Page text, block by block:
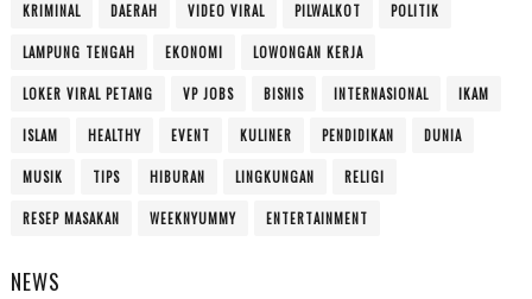
KRIMINAL DAERAH VIDEO VIRAL PILWALKOT POLITIK
LAMPUNG TENGAH EKONOMI LOWONGAN KERJA
LOKER VIRAL PETANG VP JOBS BISNIS INTERNASIONAL IKAM
ISLAM HEALTHY EVENT KULINER PENDIDIKAN DUNIA
MUSIK TIPS HIBURAN LINGKUNGAN RELIGI
RESEP MASAKAN WEEKNYUMMY ENTERTAINMENT
NEWS